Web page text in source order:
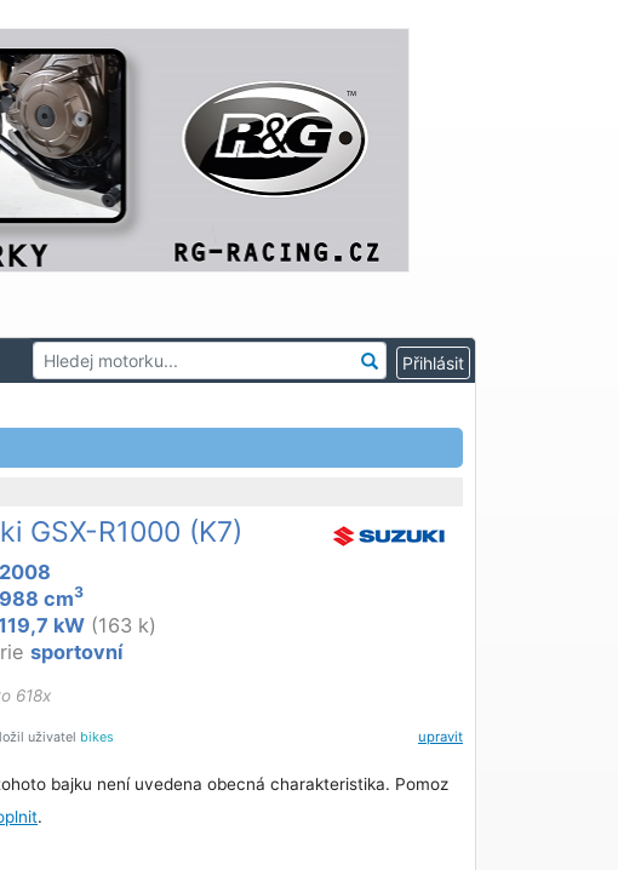
GSX-R1000 (K7)
2008
988 cm3
kW (163 k)
sportovní
618x
upravit
uživatel bikes
bajku není uvedena obecná charakteristika. Pomoz
.